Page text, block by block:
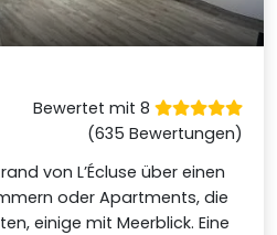
Bewertet mit 8
(635 Bewertungen)
von L’Écluse über einen
oder Apartments, die
einige mit Meerblick. Eine